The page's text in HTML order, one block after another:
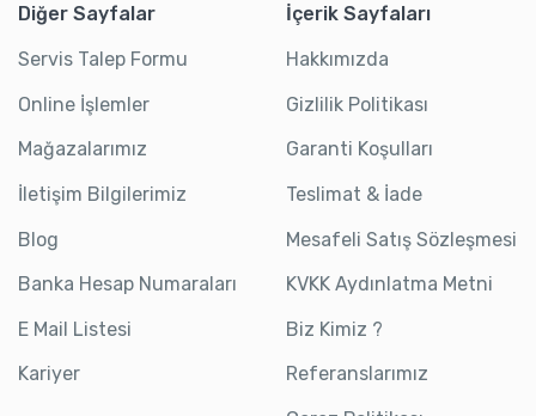
Diğer Sayfalar
Servis Talep Formu
Online İşlemler
Mağazalarımız
İletişim Bilgilerimiz
Blog
Banka Hesap Numaraları
E Mail Listesi
Kariyer
İçerik Sayfaları
Hakkımızda
Gizlilik Politikası
Garanti Koşulları
Teslimat & İade
Mesafeli Satış Sözleşmesi
KVKK Aydınlatma Metni
Biz Kimiz ?
Referanslarımız